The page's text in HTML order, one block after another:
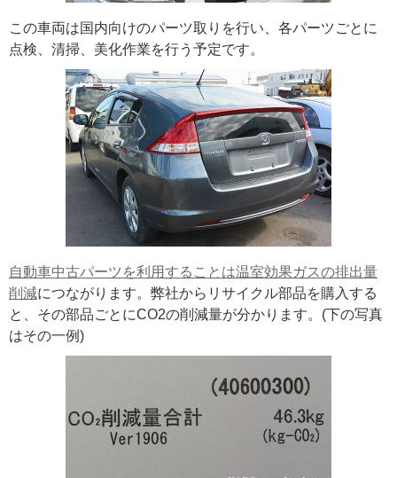
この車両は国内向けのパーツ取りを行い、各パーツごとに
点検、清掃、美化作業を行う予定です。
自動車中古パーツを利用することは温室効果ガスの排出量
削減につながります。弊社からリサイクル部品を購入する
と、その部品ごとにCO2の削減量が分かります。(下の写真
はその一例)